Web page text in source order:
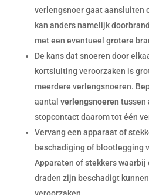
verlengsnoer gaat aansluiten
kan anders namelijk
met een eventueel grotere
De kans dat snoeren door
kortsluiting veroorzaken is
meerdere verlengsnoeren.
aantal verlengsnoeren tussen
stopcontact daarom tot één
Vervang een apparaat of
beschadiging of blootlegging
Apparaten of stekkers
draden zijn beschadigt